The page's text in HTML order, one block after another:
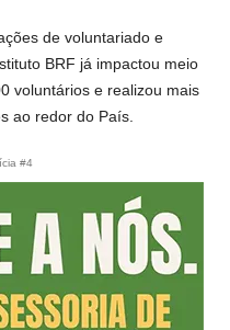
de voluntariado e
BRF já impactou meio
voluntários e realizou mais
ao redor do País.
#4